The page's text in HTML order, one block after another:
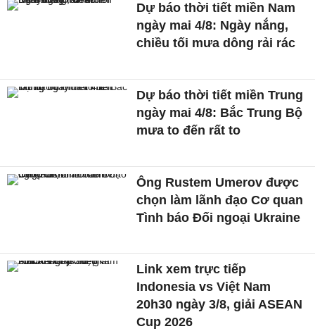
Dự báo thời tiết miền Nam
ngày mai 4/8: Ngày nắng,
chiều tối mưa dông rải rác
Dự báo thời tiết miền Trung
ngày mai 4/8: Bắc Trung Bộ
mưa to đến rất to
Ông Rustem Umerov được
chọn làm lãnh đạo Cơ quan
Tình báo Đối ngoại Ukraine
Link xem trực tiếp
Indonesia vs Việt Nam
20h30 ngày 3/8, giải ASEAN
Cup 2026